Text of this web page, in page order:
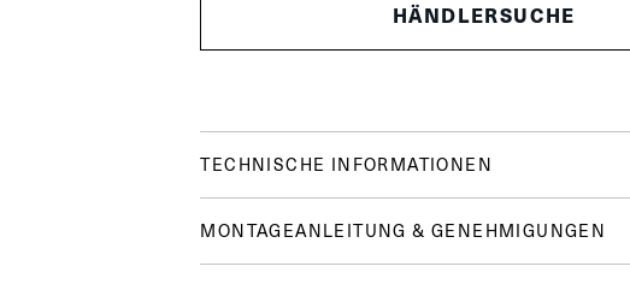
HÄNDLERSUCHE
TECHNISCHE INFORMATIONEN
MONTAGEANLEITUNG & GENEHMIGUNGEN